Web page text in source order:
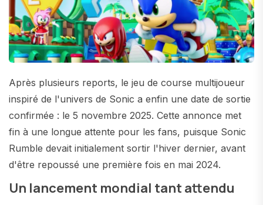
Après plusieurs reports, le jeu de course multijoueur
inspiré de l'univers de Sonic a enfin une date de sortie
confirmée : le 5 novembre 2025. Cette annonce met
fin à une longue attente pour les fans, puisque Sonic
Rumble devait initialement sortir l'hiver dernier, avant
d'être repoussé une première fois en mai 2024.
Un lancement mondial tant attendu